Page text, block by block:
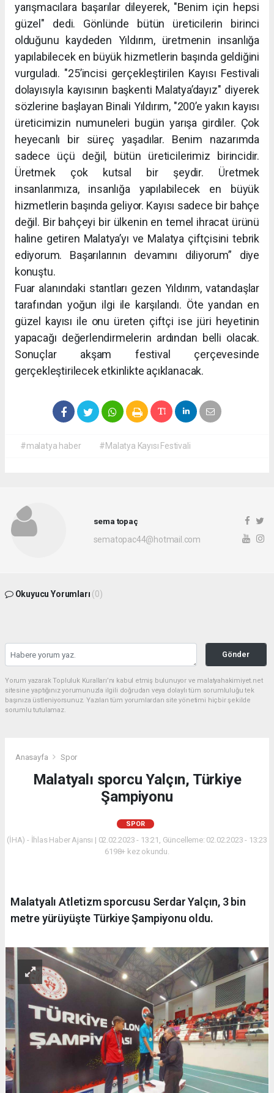
yarışmacılara başarılar dileyerek, "Benim için hepsi
güzel" dedi. Gönlünde bütün üreticilerin birinci
olduğunu kaydeden Yıldırım, üretmenin insanlığa
yapılabilecek en büyük hizmetlerin başında geldiğini
vurguladı. "25’incisi gerçekleştirilen Kayısı Festivali
dolayısıyla kayısının başkenti Malatya’dayız" diyerek
sözlerine başlayan Binali Yıldırım, "200’e yakın kayısı
üreticimizin numuneleri bugün yarışa girdiler. Çok
heyecanlı bir süreç yaşadılar. Benim nazarımda
sadece üçü değil, bütün üreticilerimiz birincidir.
Üretmek çok kutsal bir şeydir. Üretmek
insanlarımıza, insanlığa yapılabilecek en büyük
hizmetlerin başında geliyor. Kayısı sadece bir bahçe
değil. Bir bahçeyi bir ülkenin en temel ihracat ürünü
haline getiren Malatya’yı ve Malatya çiftçisini tebrik
ediyorum. Başarılarının devamını diliyorum” diye
konuştu.
Fuar alanındaki stantları gezen Yıldırım, vatandaşlar
tarafından yoğun ilgi ile karşılandı. Öte yandan en
güzel kayısı ile onu üreten çiftçi ise jüri heyetinin
yapacağı değerlendirmelerin ardından belli olacak.
Sonuçlar akşam festival çerçevesinde
gerçekleştirilecek etkinlikte açıklanacak.
#malatya haber #Malatya Kayısı Festivali
sema topaç
sematopac44@hotmail.com
Okuyucu Yorumları (0)
Gönder
Yorum yazarak Topluluk Kuralları’nı kabul etmiş bulunuyor ve malatyahakimiyet.net
sitesine yaptığınız yorumunuzla ilgili doğrudan veya dolaylı tüm sorumluluğu tek
başınıza üstleniyorsunuz. Yazılan tüm yorumlardan site yönetimi hiçbir şekilde
sorumlu tutulamaz.
Anasayfa Spor
Malatyalı sporcu Yalçın, Türkiye
Şampiyonu
SPOR
(İHA) - İhlas Haber Ajansı | 02.02.2023 - 13:21, Güncelleme: 02.02.2023 - 13:23
6198+ kez okundu.
Malatyalı Atletizm sporcusu Serdar Yalçın, 3 bin
metre yürüyüşte Türkiye Şampiyonu oldu.